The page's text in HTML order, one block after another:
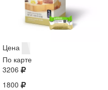
Цена
По карте
3206
1800